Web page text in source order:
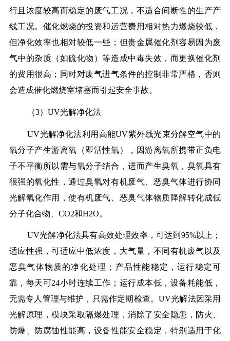
行且浓度较高而稳定的废气工况，不适合间断性的生产产
线工况。催化燃烧的投资和运营费用相对热力燃烧较低，
但净化效率也相对较低一些；但贵金属催化剂容易因为废
气中的杂质（如硫化物）等造成中毒失效，而更换催化剂
的费用很高；同时对废气进气条件的控制非常严格，否则
会造成催化燃烧室堵塞而引起安全事故。
（3）UV光解净化法
UV光解净化法利用高能UV紫外线光束分解空气中的
氧分子产生游离氧（即活性氧），因游离氧所携带正负电
子不平衡所以需与氧分子结合，进而产生臭氧，臭氧具有
很强的氧化性，通过臭氧对有机废气、恶臭气体进行协同
光解氧化作用，使有机废气、恶臭气体物质降解转化成低
分子化合物、CO2和H2O。
UV光解净化法具有高效处理效率，可达到95%以上；
适应性强，可适应中低浓度，大气量，不同有机废气以及
恶臭气体物质的净化处理；产品性能稳定，运行稳定可
靠，每天可24小时连续工作；运行成本低，设备耗能低，
无需专人管理与维护，只需作定期检查。UV光解法因采用
光解原理，模块采取隔爆处理，消除了安全隐患，防火、
防爆、防腐蚀性能高，设备性能安全稳定，特别适用于化